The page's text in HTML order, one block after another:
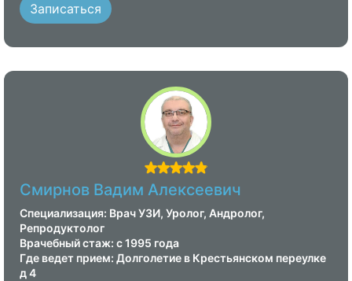
Записаться
Смирнов Вадим Алексеевич
Специализация: Врач УЗИ, Уролог, Андролог,
Репродуктолог
Врачебный стаж: с 1995 года
Где ведет прием: Долголетие в Крестьянском переулке
д 4